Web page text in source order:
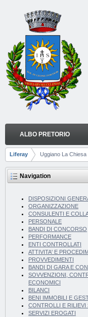
Skip to Content
Navigation
ALBO PRETORIO
Breadcrumbs
Liferay Uggiano La Chiesa
Navigation
DISPOSIZIONI
ORGANIZZAZIONE
CONSULENTI E
PERSONALE
BANDI DI CONCORSO
PERFORMANCE
ENTI CONTROLLATI
ATTIVITA' E
PROVVEDIMENTI
BANDI DI GARA E
SOVVENZIONI,
ECONOMICI
BILANCI
BENI IMMOBILI E
CONTROLLI E RILIEVI
SERVIZI EROGATI